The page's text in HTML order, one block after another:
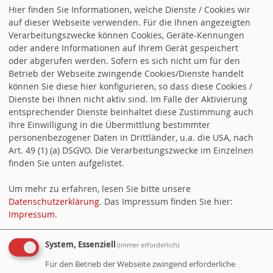
Zusammenarbeit können wir die
Lebensqualität der Menschen vor Ort
spürbar und unmittelbar verbessern. Das ist
gute Kommunalpolitik. Unser Wahlprogramm
konzentriert sich auf unsere kommunalen
Verantwortungsbereiche.
Hier finden Sie Informationen, welche Dienste / Cookies wir
auf dieser Webseite verwenden. Für die Ihnen angezeigten
Verarbeitungszwecke können Cookies, Geräte-Kennungen
oder andere Informationen auf Ihrem Gerät gespeichert
oder abgerufen werden. Sofern es sich nicht um für den
Betrieb der Webseite zwingende Cookies/Dienste handelt
können Sie diese hier konfigurieren, so dass diese Cookies /
Dienste bei Ihnen nicht aktiv sind. Im Falle der Aktivierung
entsprechender Dienste beinhaltet diese Zustimmung auch
Ihre Einwilligung in die Übermittlung bestimmter
personenbezogener Daten in Drittländer, u.a. die USA, nach
Art. 49 (1) (a) DSGVO. Die Verarbeitungszwecke im Einzelnen
finden Sie unten aufgelistet.
Um mehr zu erfahren, lesen Sie bitte unsere
Datenschutzerklärung. Das Impressum finden Sie hier:
Impressum.
System, Essenziell (immer erforderlich)
Für den Betrieb der Webseite zwingend erforderliche